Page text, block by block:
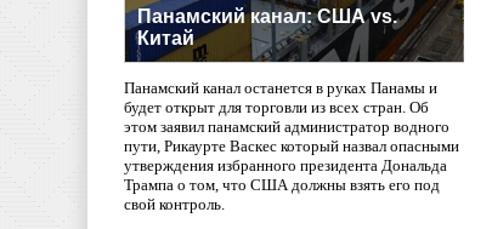
Панамский канал: США vs.
Китай
Панамский канал останется в руках Панамы и
будет открыт для торговли из всех стран. Об
этом заявил панамский администратор водного
пути, Рикаурте Васкес который назвал опасными
утверждения избранного президента Дональда
Трампа о том, что США должны взять его под
свой контроль.